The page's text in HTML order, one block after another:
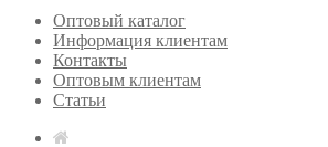
Оптовый каталог
Информация клиентам
Контакты
Оптовым клиентам
Статьи